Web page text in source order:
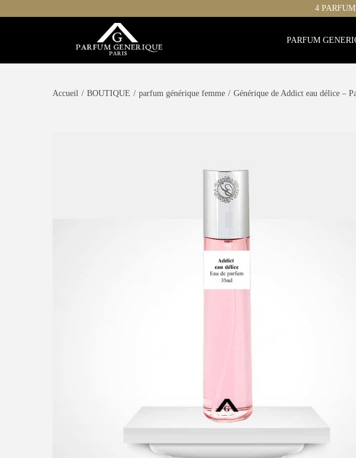
4
PARFUM
Accueil / BOUTIQUE / parfum générique femme / Générique de Addict eau délice –